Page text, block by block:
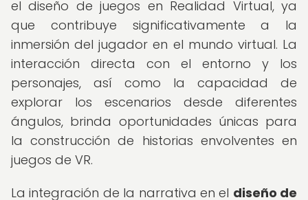
el diseño de juegos en Realidad Virtual, ya
que contribuye significativamente a la
inmersión del jugador en el mundo virtual. La
interacción directa con el entorno y los
personajes, así como la capacidad de
explorar los escenarios desde diferentes
ángulos, brinda oportunidades únicas para
la construcción de historias envolventes en
juegos de VR.
La integración de la narrativa en el diseño de